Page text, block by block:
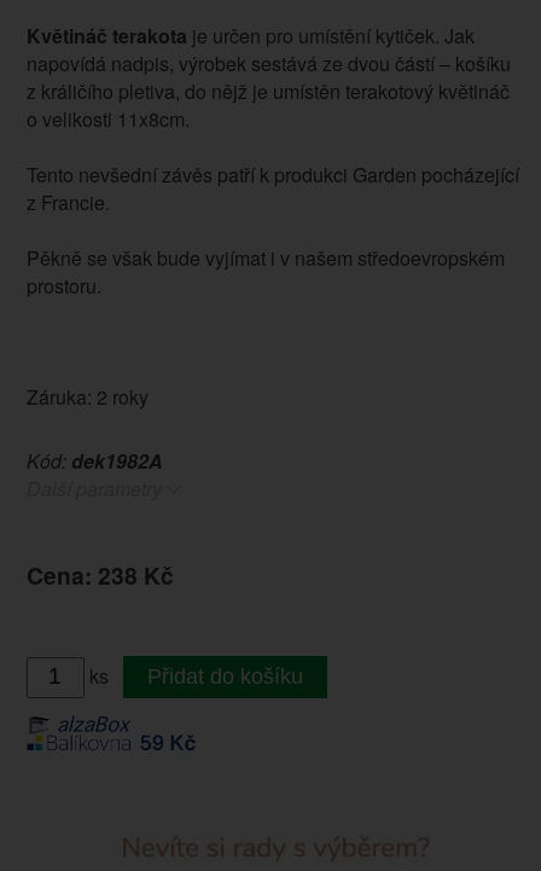
Květináč terakota je určen pro umístění kytiček. Jak
napovídá nadpis, výrobek sestává ze dvou částí – košíku
z králičího pletiva, do nějž je umístěn terakotový květináč
o velikosti 11x8cm.
Tento nevšední závěs patří k produkci Garden pocházející
z Francie.
Pěkně se však bude vyjímat i v našem středoevropském
prostoru.
Záruka: 2 roky
Kód: dek1982A
Cena: 238 Kč
ks Přidat do košíku